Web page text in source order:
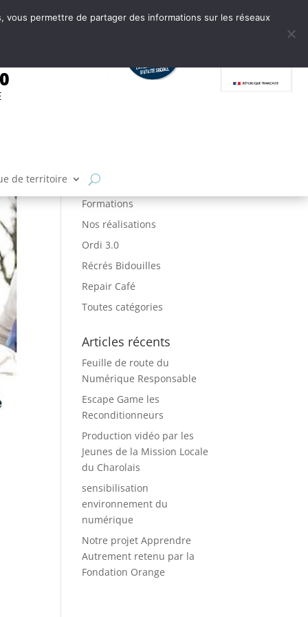
de territoire
Fabrique de Territoire
Formations
Nos réalisations
Ordi 3.0
Récrés Bidouilles
Repair Café
Toutes catégories
Articles récents
Feuille de route du
Numérique Responsable
Escape Game les
Reconditionneurs
Production vidéo par les
Jeunes de la Mission Locale
du Charolais
sensibilisation
environnement du
numérique
Notre projet Apprendre
Autrement retenu par la
Fondation Orange
permettre de partager des informations sur les réseaux